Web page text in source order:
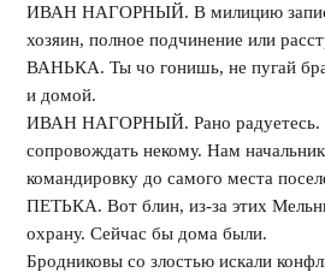
ИВАН НАГОРНЫЙ. В милицию
хозяин, полное подчинение или
ВАНЬКА. Ты чо гонишь, не пугай
и домой.
ИВАН НАГОРНЫЙ. Рано радуетесь.
сопровождать некому. Нам
командировку до самого места
ПЕТЬКА. Вот блин, из-за этих
охрану. Сейчас бы дома были.
Бродниковы со злостью искали